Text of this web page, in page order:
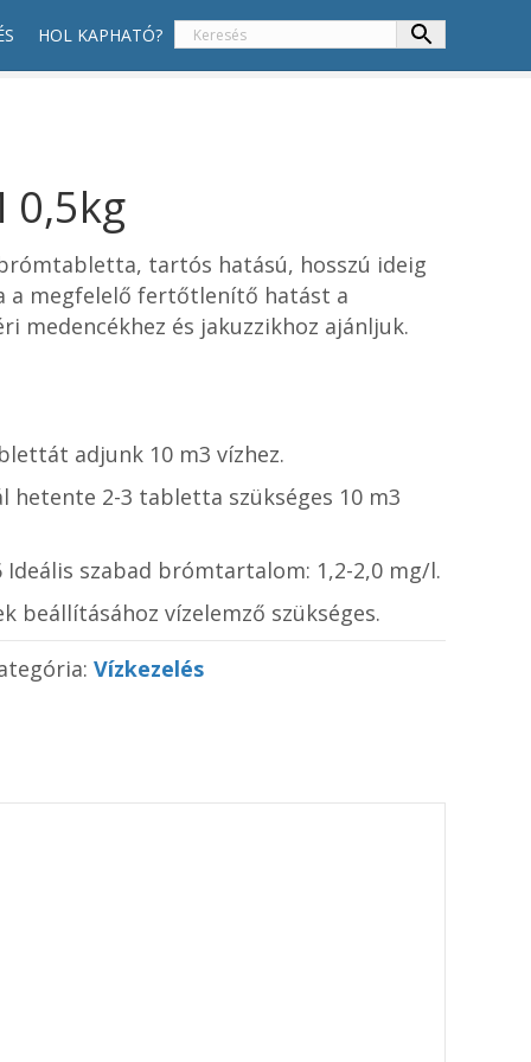
HOL KAPHATÓ?
0,5kg
tartós hatású, hosszú ideig
a megfelelő fertőtlenítő hatást a
medencékhez és jakuzzikhoz ajánljuk.
adjunk 10 m3 vízhez.
hetente 2-3 tabletta szükséges 10 m3
Ideális szabad brómtartalom: 1,2-2,0 mg/l.
beállításához vízelemző szükséges.
Vízkezelés